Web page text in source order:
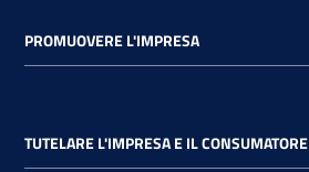
PROMUOVERE L'IMPRESA
TUTELARE L'IMPRESA E IL CONSUMATORE